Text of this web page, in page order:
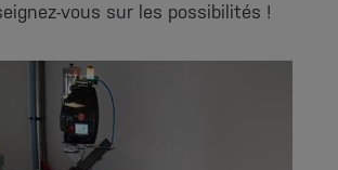
vous sur les possibilités !